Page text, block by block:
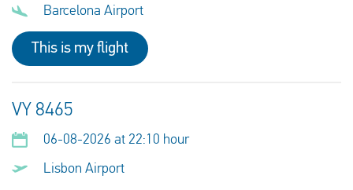
Barcelona Airport
This is my flight
VY 8465
06-08-2026 at 22:10 hour
Lisbon Airport